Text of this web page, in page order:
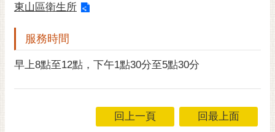
花
網
站
覽
東山區衛生所
服務時間
早上8點至12點，下午1點30分至5點30分
回上一頁 回最上面